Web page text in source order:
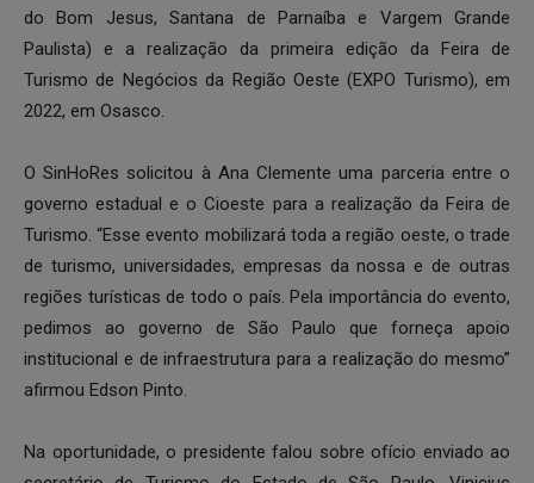
do Bom Jesus, Santana de Parnaíba e Vargem Grande
Paulista) e a realização da primeira edição da Feira de
Turismo de Negócios da Região Oeste (EXPO Turismo), em
2022, em Osasco.
O SinHoRes solicitou à Ana Clemente uma parceria entre o
governo estadual e o Cioeste para a realização da Feira de
Turismo. “Esse evento mobilizará toda a região oeste, o trade
de turismo, universidades, empresas da nossa e de outras
regiões turísticas de todo o país. Pela importância do evento,
pedimos ao governo de São Paulo que forneça apoio
institucional e de infraestrutura para a realização do mesmo”
afirmou Edson Pinto.
Na oportunidade, o presidente falou sobre ofício enviado ao